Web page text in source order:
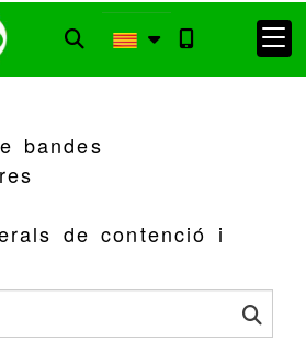
bandes
de contenció i